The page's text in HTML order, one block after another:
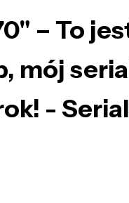
– To
mój
-